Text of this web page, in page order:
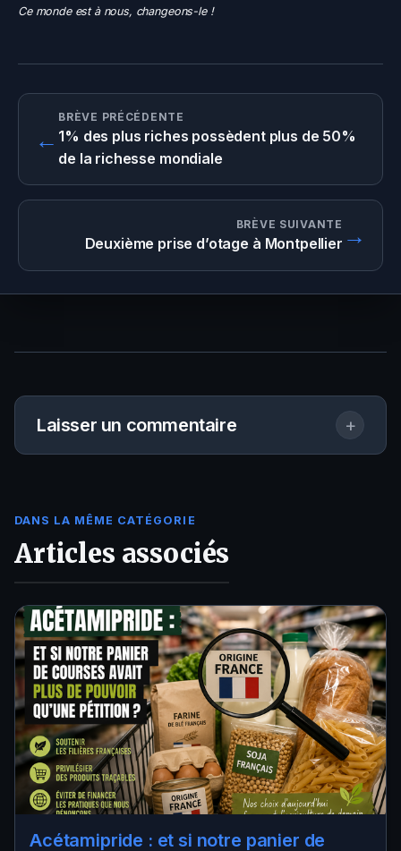
Ce monde est à nous, changeons-le !
←
BRÈVE PRÉCÉDENTE
1% des plus riches possèdent plus de 50%
de la richesse mondiale
BRÈVE SUIVANTE
Deuxième prise d’otage à Montpellier →
Laisser un commentaire +
DANS LA MÊME CATÉGORIE
Articles associés
Acétamipride : et si notre panier de